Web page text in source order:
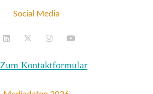
Social Media
Zum Kontaktformular